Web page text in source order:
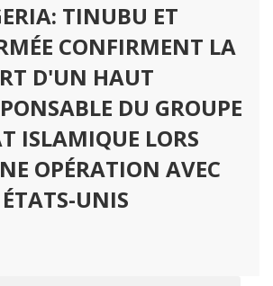
TINUBU ET
CONFIRMENT LA
D'UN HAUT
DU GROUPE
ISLAMIQUE LORS
OPÉRATION AVEC
ÉTATS-UNIS